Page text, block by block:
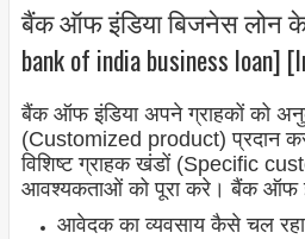
बैंक ऑफ इंडिया बिजनेस लोन
bank of india business loan]
बैंक ऑफ इंडिया अपने ग्राहकों को
(Customized product) प्रदान
विशिष्ट ग्राहक खंडों (Specific
आवश्यकताओं को पूरा करे। बैंक ऑफ
आवेदक का व्यवसाय कैसे चल